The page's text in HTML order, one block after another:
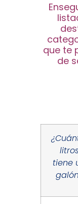
que te
de
tiene